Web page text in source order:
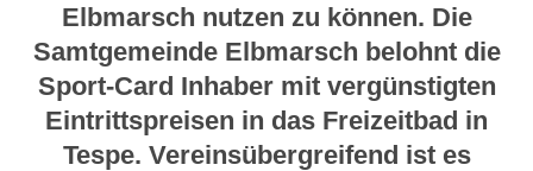
Elbmarsch nutzen zu können. Die
Samtgemeinde Elbmarsch belohnt die
Sport-Card Inhaber mit vergünstigten
Eintrittspreisen in das Freizeitbad in
Tespe. Vereinsübergreifend ist es